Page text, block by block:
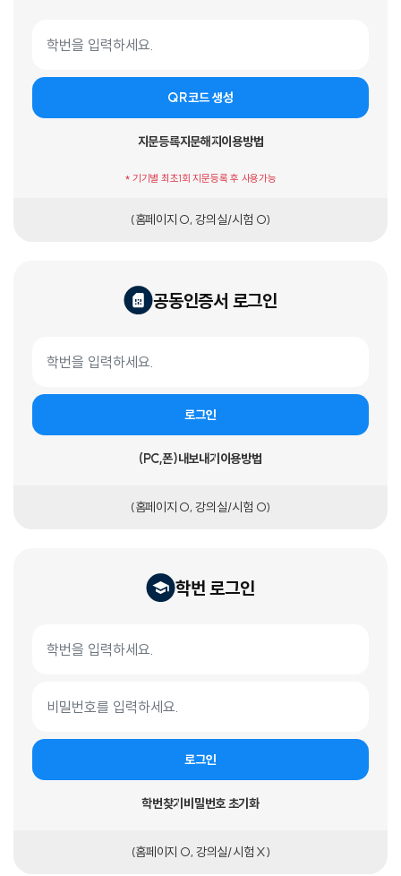
QR코드 생성
지문등록지문해지이용방법
* 기기별 최초1회 지문등록 후 사용가능
(홈페이지 O, 강의실/시험 O)
공동인증서 로그인
로그인
(PC,폰)내보내기이용방법
(홈페이지 O, 강의실/시험 O)
학번 로그인
로그인
학번찾기비밀번호 초기화
(홈페이지 O, 강의실/시험 X)